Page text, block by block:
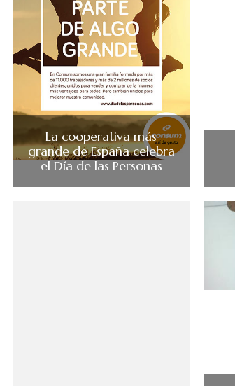
La cooperativa más
grande de España celebra
el Día de las Personas